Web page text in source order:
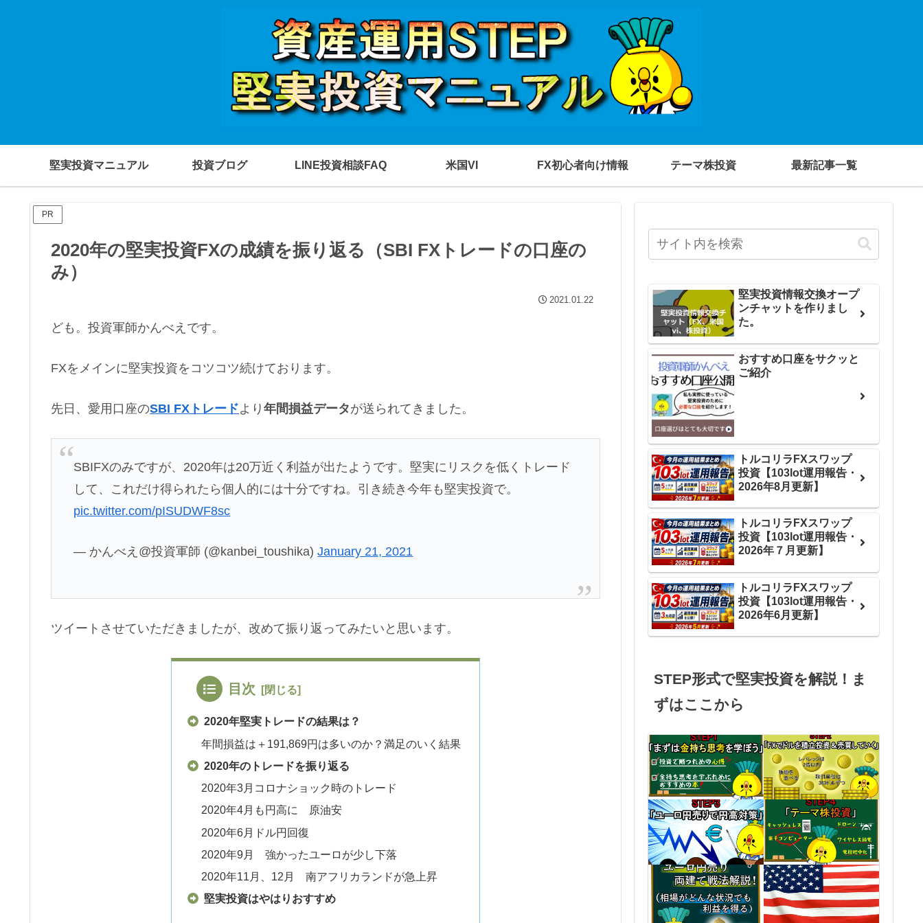
堅実投資マニュアル 投資ブログ LINE投資相談FAQ 米国VI FX初心者向け情報 テーマ株投資 最新記事一覧
PR
2020年の堅実投資FXの成績を振り返る（SBI FXトレードの口座の
み）
2021.01.22
ども。投資軍師かんべえです。
FXをメインに堅実投資をコツコツ続けております。
先日、愛用口座のSBI FXトレードより 年間損益データが送られてきました。
SBIFXのみですが、2020年は20万近く利益が出たようです。堅実にリスクを低くトレード
して、これだけ得られたら個人的には十分ですね。引き続き今年も堅実投資で。
pic.twitter.com/pISUDWF8sc
— かんべえ@投資軍師 (@kanbei_toushika)January 21, 2021
ツイートさせていただきましたが、改めて振り返ってみたいと思います。
目次
2020年堅実トレードの結果は？
年間損益は＋191,869円は多いのか？満足のいく結果
2020年のトレードを振り返る
2020年3月コロナショック時のトレード
2020年4月も円高に 原油安
2020年6月ドル円回復
2020年9月 強かったユーロが少し下落
2020年11月、12月 南アフリカランドが急上昇
堅実投資はやはりおすすめ
堅実投資情報交換オープ
ンチャットを作りまし
た。
おすすめ口座をサクッと
ご紹介
トルコリラFXスワップ
投資【103lot運用報告・
2026年8月更新】
トルコリラFXスワップ
投資【103lot運用報告・
2026年７月更新】
トルコリラFXスワップ
投資【103lot運用報告・
2026年6月更新】
STEP形式で堅実投資を解説！ま
ずはここから